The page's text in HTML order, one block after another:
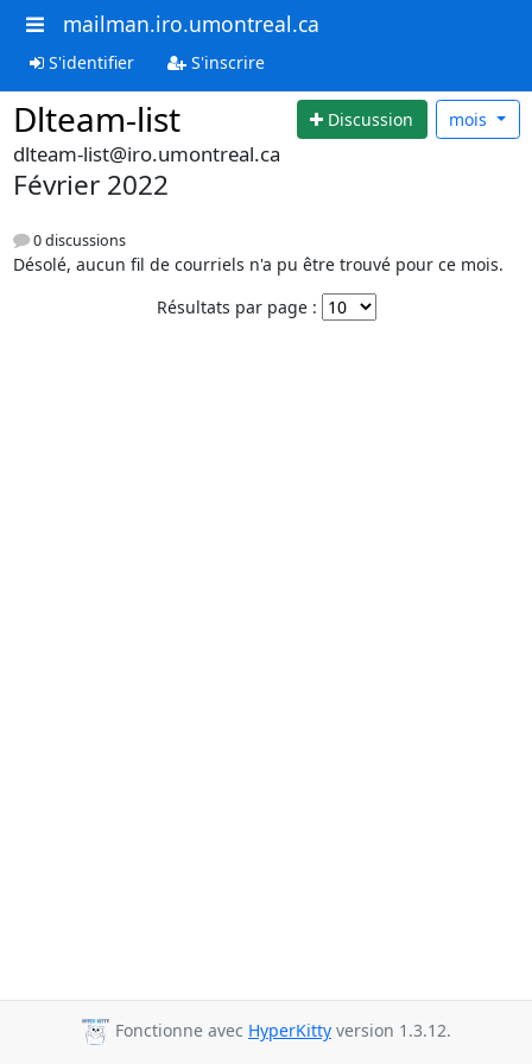
mailman.iro.umontreal.ca
S'identifier S'inscrire
Dlteam-list Discussion mois
dlteam-list@iro.umontreal.ca
Février 2022
0 discussions
Désolé, aucun fil de courriels n'a pu être trouvé pour ce mois.
Résultats par page :
Fonctionne avec HyperKitty version 1.3.12.